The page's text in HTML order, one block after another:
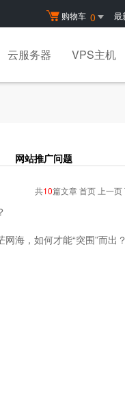
购物车 0 最
云服务器 VPS主机
网站推广问题
共10篇文章 首页 上一页
海，如何才能“突围”而出？